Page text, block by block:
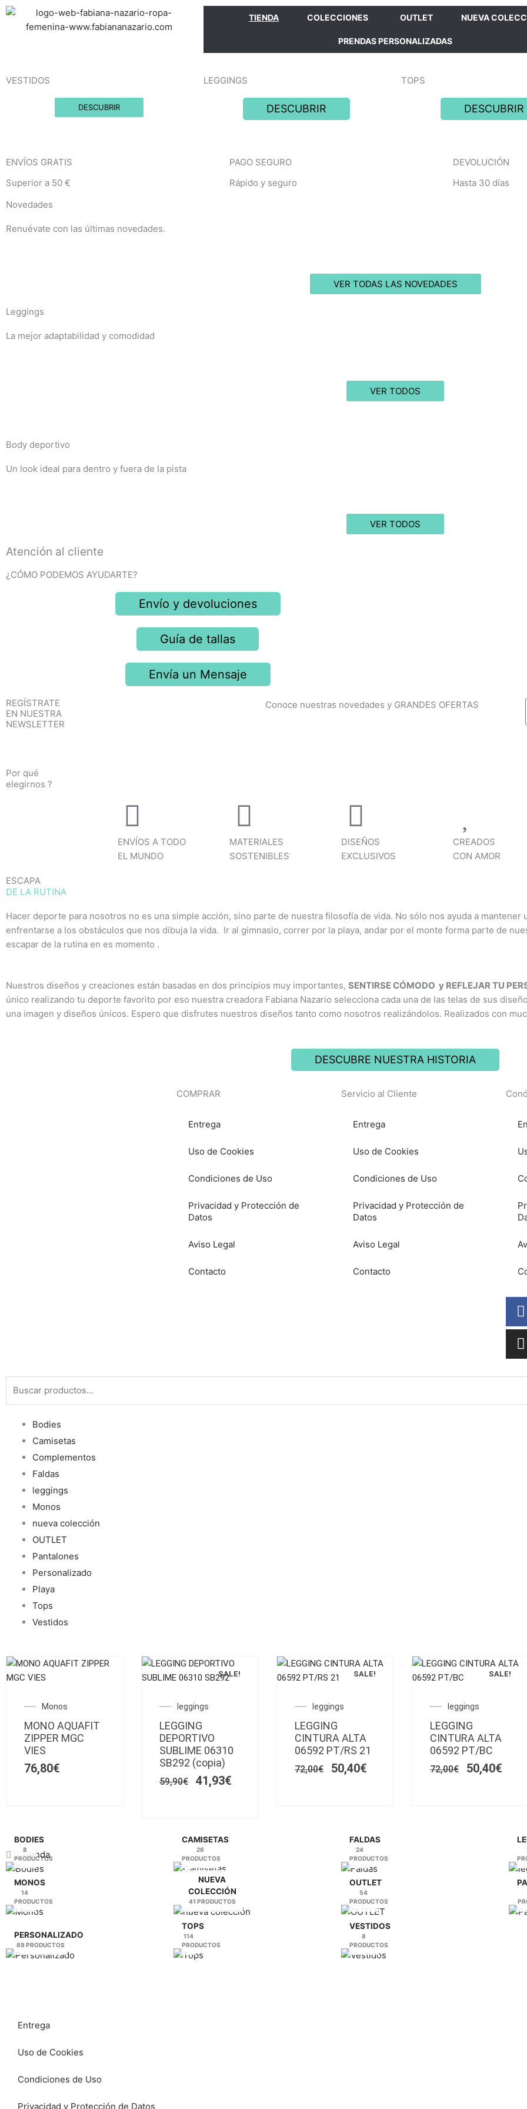
contenido
TIENDA COLECCIONES OUTLET NUEVA
PRENDAS PERSONALIZADAS
VESTIDOS
DESCUBRIR
LEGGINGS
DESCUBRIR
TOPS
DESCUBRIR
ENVÍOS GRATIS
Superior a 50 €
PAGO SEGURO
Rápido y seguro
DEVOLUCIÓN
Hasta 30 días
Novedades
Renuévate con las últimas novedades.
VER TODAS LAS NOVEDADES
Leggings
La mejor adaptabilidad y comodidad
VER TODOS
Body deportivo
Un look ideal para dentro y fuera de la pista
VER TODOS
Atención al cliente
¿CÓMO PODEMOS AYUDARTE?
Envío y devoluciones
Guía de tallas
Envía un Mensaje
REGÍSTRATE
EN NUESTRA
NEWSLETTER
Conoce nuestras novedades y GRANDES OFERTAS
Por qué
elegirnos ?
ENVÍOS A TODO
EL MUNDO
MATERIALES
SOSTENIBLES
DISEÑOS
EXCLUSIVOS
CREADOS
CON AMOR
ESCAPA
DE LA RUTINA
Hacer deporte para nosotros no es una simple acción, sino parte de nuestra filosofía de vida. No sólo nos ayuda a
enfrentarse a los obstáculos que nos dibuja la vida. Ir al gimnasio, correr por la playa, andar por el monte forma parte de
escapar de la rutina en es momento .
Nuestros diseños y creaciones están basadas en dos principios muy importantes, SENTIRSE CÓMODO y REFLEJAR TU
único realizando tu deporte favorito por eso nuestra creadora Fabiana Nazario selecciona cada una de las telas de sus
una imagen y diseños únicos. Espero que disfrutes nuestros diseños tanto como nosotros realizándolos. Realizados con
DESCUBRE NUESTRA HISTORIA
COMPRAR
Entrega
Uso de Cookies
Condiciones de Uso
Privacidad y Protección de
Datos
Aviso Legal
Contacto
Servicio al Cliente
Entrega
Uso de Cookies
Condiciones de Uso
Privacidad y Protección de
Datos
Aviso Legal
Contacto
por:
Bodies
Camisetas
Complementos
Faldas
leggings
Monos
nueva colección
OUTLET
Pantalones
Personalizado
Playa
Tops
Vestidos
múltiples
variantes.
Monos
MONO AQUAFIT
ZIPPER MGC
VIES
76,80€
SALE!
Este
tiene
variantes.
Las
opciones
se
la
de
producto
leggings
LEGGING
DEPORTIVO
SUBLIME 06310
SB292 (copia)
59,90€
El
precio
original
era:
59,90€.
41,93€
41,93€.
SALE!
tiene
variantes.
Las
opciones
página
de
producto
leggings
LEGGING
CINTURA ALTA
06592 PT/RS 21
72,00€
El
precio
original
era:
72,00€.
50,40€
50,40€.
SALE!
tiene
variantes.
Las
opciones
leggings
LEGGING
CINTURA ALTA
06592 PT/BC
72,00€
El
precio
original
era:
72,00€.
50,40€
Tienda
BODIES
8
PRODUCTOS
CAMISETAS
26
PRODUCTOS
FALDAS
24
PRODUCTOS
MONOS
14
PRODUCTOS
NUEVA
COLECCIÓN
41 PRODUCTOS
OUTLET
54
PRODUCTOS
PERSONALIZADO
89 PRODUCTOS
TOPS
114
PRODUCTOS
VESTIDOS
8
PRODUCTOS
Entrega
Uso de Cookies
Condiciones de Uso
Privacidad y Protección de Datos